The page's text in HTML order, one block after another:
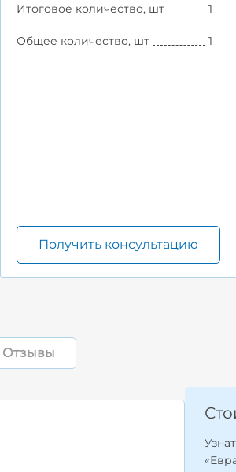
Итоговое количество, шт 1
Общее количество, шт 1
Получить консультацию
Отзывы